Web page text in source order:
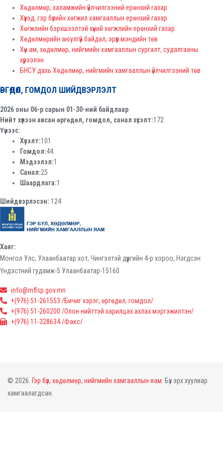
Хөдөлмөр, халамжийн үйлчилгээний ерөнхий газар
Хүүхэд, гэр бүлийн хөгжил хамгааллын ерөнхий газар
Хөгжлийн бэрхшээлтэй хүний хөгжлийн ерөнхий газар
Хөдөлмөрийн аюулгүй байдал, эрүүл мэндийн төв
Хүн ам, хөдөлмөр, нийгмийн хамгааллын сургалт, судалгааны
хүрээлэн
БНСУ дахь Хөдөлмөр, нийгмийн хамгааллын үйлчилгээний төв
ӨРГӨДӨЛ, ГОМДОЛ ШИЙДВЭРЛЭЛТ
2026 оны 06-р сарын 01-30-ний байдлаар
Нийт хүлээн авсан өргөдөл, гомдол, санал хүсэлт:172
Үүнээс:
Хүсэлт:101
Гомдол:44
Мэдээлэл:1
Санал:25
Шаардлага:1
Шийдвэрлэсэн: 124
Хаяг:
Монгол Улс, Улаанбаатар хот, Чингэлтэй дүүргийн 4-р хороо, Нэгдсэн
Үндэстний гудамж-5 Улаанбаатар-15160
info@mflsp.gov.mn
+(976) 51-261553 /Бичиг хэрэг, өргөдөл, гомдол/
+(976) 51-260200 /Олон нийттэй харилцах ахлах мэргэжилтэн/
+(976) 11-328634 /Факс/
© 2026. Гэр бүл, хөдөлмөр, нийгмийн хамгааллын яам. Бүх эрх хуулиар
хамгаалагдсан.